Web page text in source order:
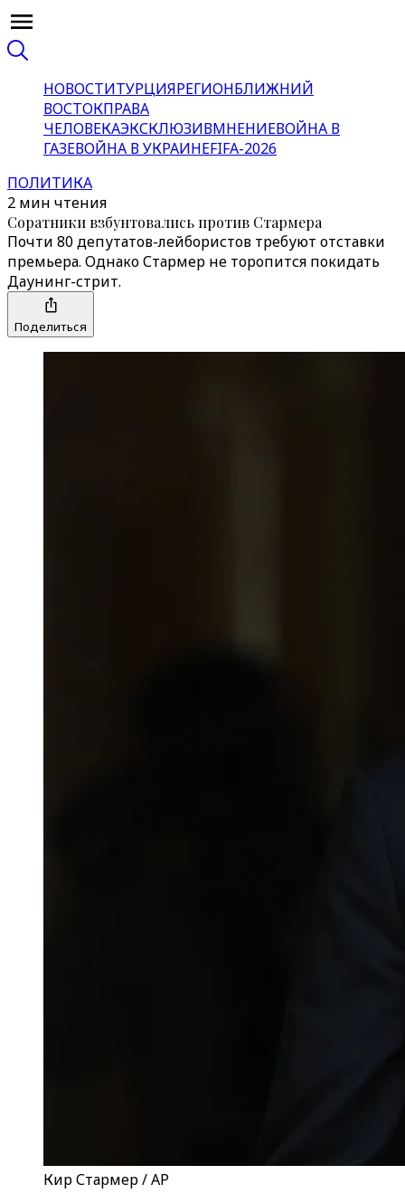
НОВОСТИТУРЦИЯРЕГИОНБЛИЖНИЙ
ВОСТОКПРАВА
ЧЕЛОВЕКАЭКСКЛЮЗИВМНЕНИЕВОЙНА В
ГАЗЕВОЙНА В УКРАИНЕFIFA-2026
ПОЛИТИКА
2 мин чтения
Соратники взбунтовались против Стармера
Почти 80 депутатов-лейбористов требуют отставки
премьера. Однако Стармер не торопится покидать
Даунинг-стрит.
Поделиться
Кир Стармер / AP